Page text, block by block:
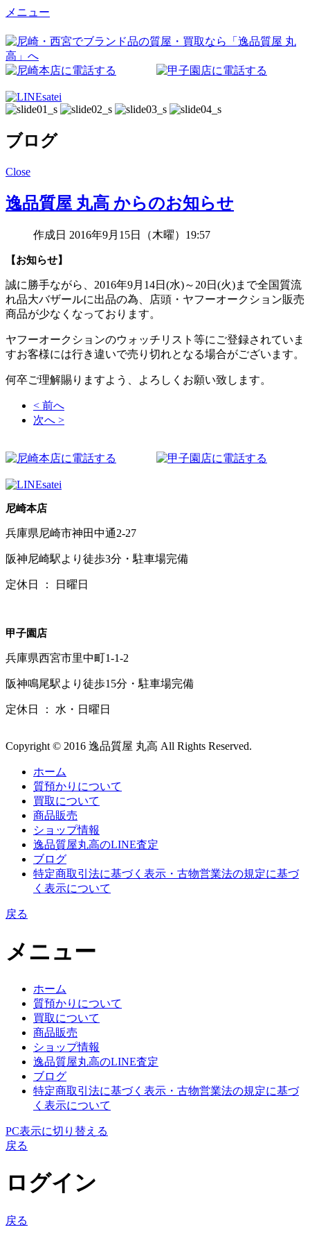
メニュー
ブログ
Close
逸品質屋 丸高 からのお知らせ
作成日 2016年9月15日（木曜）19:57
【お知らせ】
誠に勝手ながら、2016年9月14日(水)～20日(火)まで全国質流
れ品大バザールに出品の為、店頭・ヤフーオークション販売
商品が少なくなっております。
ヤフーオークションのウォッチリスト等にご登録されていま
すお客様には行き違いで売り切れとなる場合がございます。
何卒ご理解賜りますよう、よろしくお願い致します。
< 前へ
次へ >
尼崎本店
兵庫県尼崎市神田中通2-27
阪神尼崎駅より徒歩3分・駐車場完備
定休日 ： 日曜日
甲子園店
兵庫県西宮市里中町1-1-2
阪神鳴尾駅より徒歩15分・駐車場完備
定休日 ： 水・日曜日
Copyright © 2016 逸品質屋 丸高 All Rights Reserved.
ホーム
質預かりについて
買取について
商品販売
ショップ情報
逸品質屋丸高のLINE査定
ブログ
特定商取引法に基づく表示・古物営業法の規定に基づ
く表示について
戻る
メニュー
ホーム
質預かりについて
買取について
商品販売
ショップ情報
逸品質屋丸高のLINE査定
ブログ
特定商取引法に基づく表示・古物営業法の規定に基づ
く表示について
PC表示に切り替える
戻る
ログイン
戻る